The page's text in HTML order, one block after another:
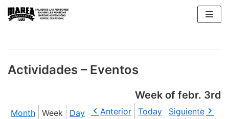
Skip
Actividades – Eventos
Week of febr. 3rd
Month Week Day Anterior Today Siguiente